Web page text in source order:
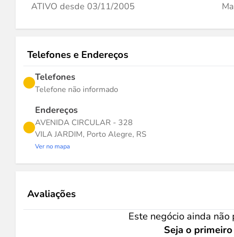
ATIVO desde 03/11/2005
Telefones e Endereços
Telefones
Telefone não informado
Endereços
AVENIDA CIRCULAR - 328
VILA JARDIM, Porto Alegre, RS
Ver no mapa
Avaliações
Este negócio ainda não
Seja o